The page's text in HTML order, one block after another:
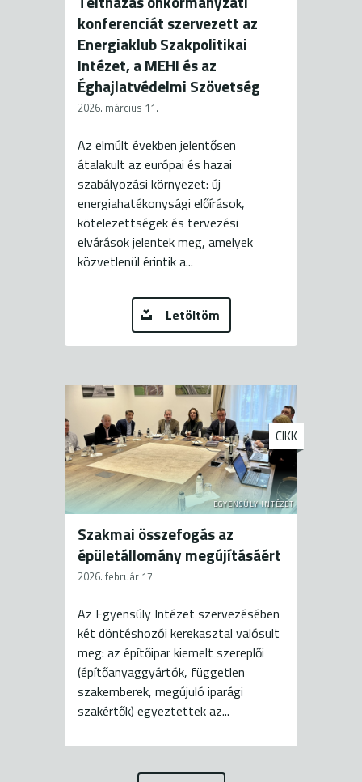
konferenciát szervezett az
Energiaklub Szakpolitikai
Intézet, a MEHI és az
Éghajlatvédelmi Szövetség
2026. március 11.
Az elmúlt években jelentősen
átalakult az európai és hazai
szabályozási környezet: új
energiahatékonysági előírások,
kötelezettségek és tervezési
elvárások jelentek meg, amelyek
közvetlenül érintik a...
Letöltöm
EGYENSÚLY INTÉZET
CIKK
Szakmai összefogás az
épületállomány megújításáért
2026. február 17.
Az Egyensúly Intézet szervezésében
két döntéshozói kerekasztal valósult
meg: az építőipar kiemelt szereplői
(építőanyaggyártók, független
szakemberek, megújuló iparági
szakértők) egyeztettek az...